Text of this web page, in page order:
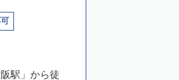
駅」から徒